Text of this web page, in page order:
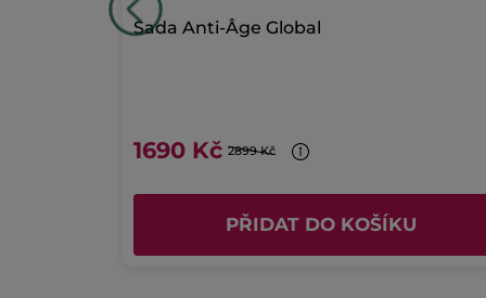
Sada Anti-Âge Global
1690 Kč 2899 Kč
PŘIDAT DO KOŠÍKU